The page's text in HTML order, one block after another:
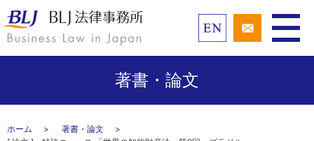
著書・論文
ホーム
著書・論文